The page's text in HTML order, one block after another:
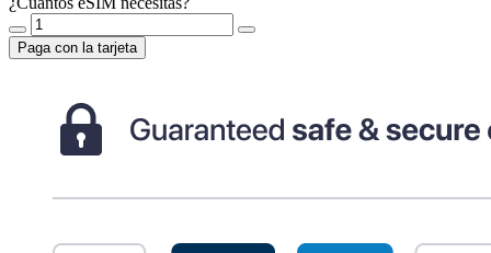
Paga con la tarjeta